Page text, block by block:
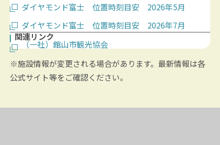
ダイヤモンド富士 位置時刻目安 2026年5月
ダイヤモンド富士 位置時刻目安 2026年7月
関連リンク
（一社）館山市観光協会
※施設情報が変更される場合があります。最新情報は各
公式サイト等をご確認ください。